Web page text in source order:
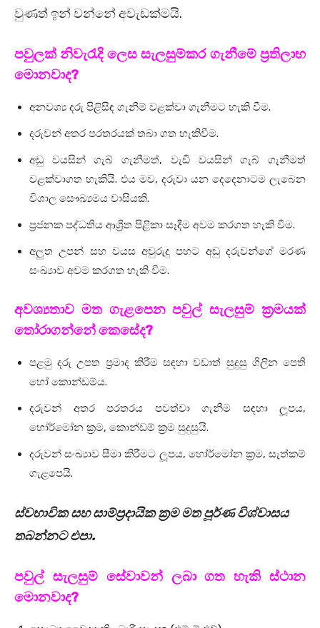
වුණත් ඉන් වන්නේ අවැඩක්මයි.
පවුලක් නිවැරැදි ලෙස සැලසුම්කර ගැනීමේ ප්‍රතිලාභ
මොනවාද?
අනවශ්‍ය දරු පිළිසිඳ ගැනීම් වළක්වා ගැනීමට හැකි වීම.
දරුවන් අතර පරතරයක් තබා ගත හැකිවීම.
අඩු වයසින් ගැබ් ගැනීමත්, වැඩි වයසින් ගැබ් ගැනීමත්
වළක්වාගත හැකියි. එය මව, දරුවා යන දෙදෙනාටම ලැබෙන
විශාල සෞඛ්‍යමය වාසියකි.
ප්‍රජනක පද්ධතිය ආශ්‍රිත පිළිකා සෑදීම අවම කරගත හැකි වීම.
අලුත උපන් සහ වයස අවුරුදු පහට අඩු දරුවන්ගේ මරණ
සංඛ්‍යාව අවම කරගත හැකි වීම.
අවශ්‍යතාව මත ගැළපෙන පවුල් සැලසුම් ක්‍රමයක්
තෝරාගන්නේ කෙසේද?
පළමු දරු උපත ප්‍රමාද කිරීම සඳහා වඩාත් සුදුසු ගිලින පෙති
හෝ කොන්ඩම්ය.
දරුවන් අතර පරතරය පවත්වා ගැනීම සඳහා ලූපය,
හෝර්මෝන ක්‍රම, කොන්ඩම් ක්‍රම සුදුසුයි.
දරුවන් සංඛ්‍යාව සීමා කිරීමට ලූපය, හෝර්මෝන ක්‍රම, සැත්කම්
ගැළපෙයි.
ස්වභාවික සහ සාම්ප්‍රදායික ක්‍රම මත පූර්ණ විශ්වාසය
තබන්නට එපා.
පවුල් සැලසුම් සේවාවන් ලබා ගත හැකි ස්ථාන
මොනවාද?